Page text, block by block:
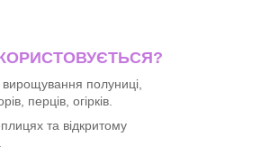
полуниці,
перців, огірків.
та відкритому